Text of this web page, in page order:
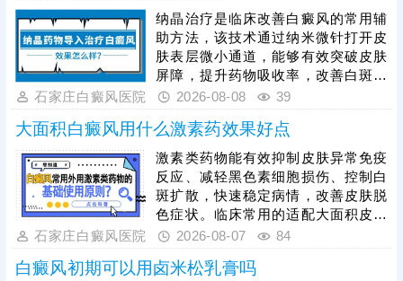
效，分析病情变化特征，适当的对治
疗方案进行调整，使治疗持续贴合病
情，循序渐进消灭白斑。
纳晶治疗是临床改善白癜风的常用辅
助方法，该技术通过纳米微针打开皮
肤表层微小通道，能够有效突破皮肤
屏障，提升药物吸收率，改善白斑部
位的微循环，纳晶治疗并非适用于所
有白癜风患者，需严格遵从医嘱，根
据自身病情、肤质及白斑类型对症开
展治疗，切勿盲目操作。临床为提升
整体疗效，通常建议采用综合性治疗
方案，将纳晶治疗与中医定向透药、
308准分子激光治疗相结合，内外协
同作用，快速修复受损黑色素细胞，
缩短治疗周期。
石家庄白癜风医院 2026-08-08 39
大面积白癜风用什么激素药效果好点
激素类药物能有效抑制皮肤异常免疫
反应、减轻黑色素细胞损伤、控制白
斑扩散，快速稳定病情，改善皮肤脱
色症状。临床常用的适配大面积皮损
的激素药物，需根据患者年龄、皮损
药种类、剂量、使用周期均需严格遵
石家庄白癜风医院 2026-08-07 84
白癜风初期可以用卤米松乳膏吗